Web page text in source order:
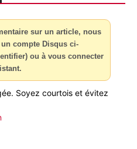
sur un article, nous
compte Disqus ci-
ou à vous connecter
Soyez courtois et évitez